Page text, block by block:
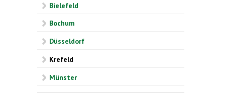
Bielefeld
Bochum
Düsseldorf
Krefeld
Münster